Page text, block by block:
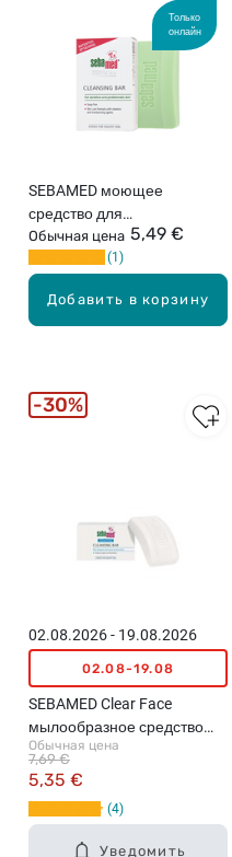
Только
онлайн
Добавить в корзину
SEBAMED моющее
средство для
чувствительной и
проблемной кожи, 100г
Обычная цена 5,49 €
1
Уведомить
02.08.2026 - 19.08.2026
02.08-19.08
SEBAMED Clear Face
мылообразное средство
для умывания лица, 100г
Обычная цена
5,35 €
7,69 €
4
30%